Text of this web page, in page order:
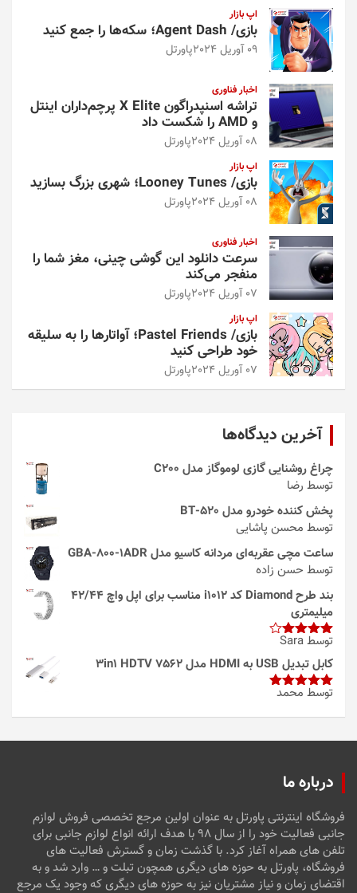
اپ بازار
بازی/ Agent Dash؛ سکه‌ها را جمع کنید
09 آوریل 2024 پاورتل
اخبار فناوری
تراشه اسنپدراگون X Elite پرچم‌داران اینتل
و AMD را شکست داد
08 آوریل 2024 پاورتل
اپ بازار
بازی/ Looney Tunes؛ شهری بزرگ بسازید
08 آوریل 2024 پاورتل
اخبار فناوری
سرعت دانلود این گوشی چینی، مغز شما را
منفجر می‌کند
07 آوریل 2024 پاورتل
اپ بازار
بازی/ Pastel Friends؛ آواتارها را به سلیقه
خود طراحی کنید
07 آوریل 2024 پاورتل
آخرین دیدگاه‌ها
چراغ روشنایی گازی لوموگاز مدل C200
توسط رضا
پخش کننده خودرو مدل 520-BT
توسط محسن پاشایی
ساعت مچی عقربه‌ای مردانه کاسیو مدل GBA-800-1ADR
توسط حسن زاده
بند طرح Diamond کد i1012 مناسب برای اپل واچ 42/44
میلیمتری
امتیاز4
از 5
توسط Sara
کابل تبدیل USB به HDMI مدل 3in1 HDTV 7562
امتیاز5از
توسط محمد
درباره ما
فروشگاه اینترنتی پاورتل به عنوان اولین مرجع تخصصی فروش لوازم
جانبی فعالیت خود را از سال ۹۸ با هدف ارائه انواع لوازم جانبی برای
تلفن های همراه آغاز کرد. با گذشت زمان و گسترش فعالیت های
فروشگاه، پاورتل به حوزه های دیگری همچون تبلت و … وارد شد و به
اقتضای زمان و نیاز مشتریان نیز به حوزه های دیگری که وجود یک مرجع